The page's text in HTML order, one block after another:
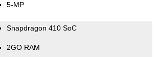
5-MP
Snapdragon 410 SoC
2GO RAM